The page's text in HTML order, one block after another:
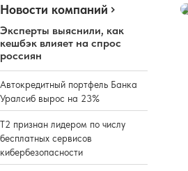
Новости компаний
Эксперты выяснили, как
кешбэк влияет на спрос
россиян
Автокредитный портфель Банка
Уралсиб вырос на 23%
Т2 признан лидером по числу
бесплатных сервисов
кибербезопасности